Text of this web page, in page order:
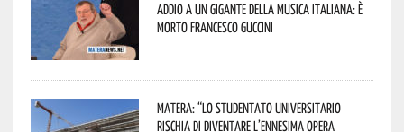
Addio a un gigante della musica italiana: è
morto Francesco Guccini
Matera: “Lo studentato universitario
rischia di diventare l’ennesima opera